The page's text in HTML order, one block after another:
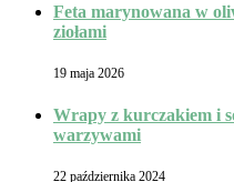
Feta marynowana w
ziołami
19 maja 2026
Wrapy z kurczakiem i
warzywami
22 października 2024